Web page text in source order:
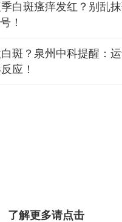
季白斑瘙痒发红？别乱
！
白斑？泉州中科提醒：
应！
了解更多请点击